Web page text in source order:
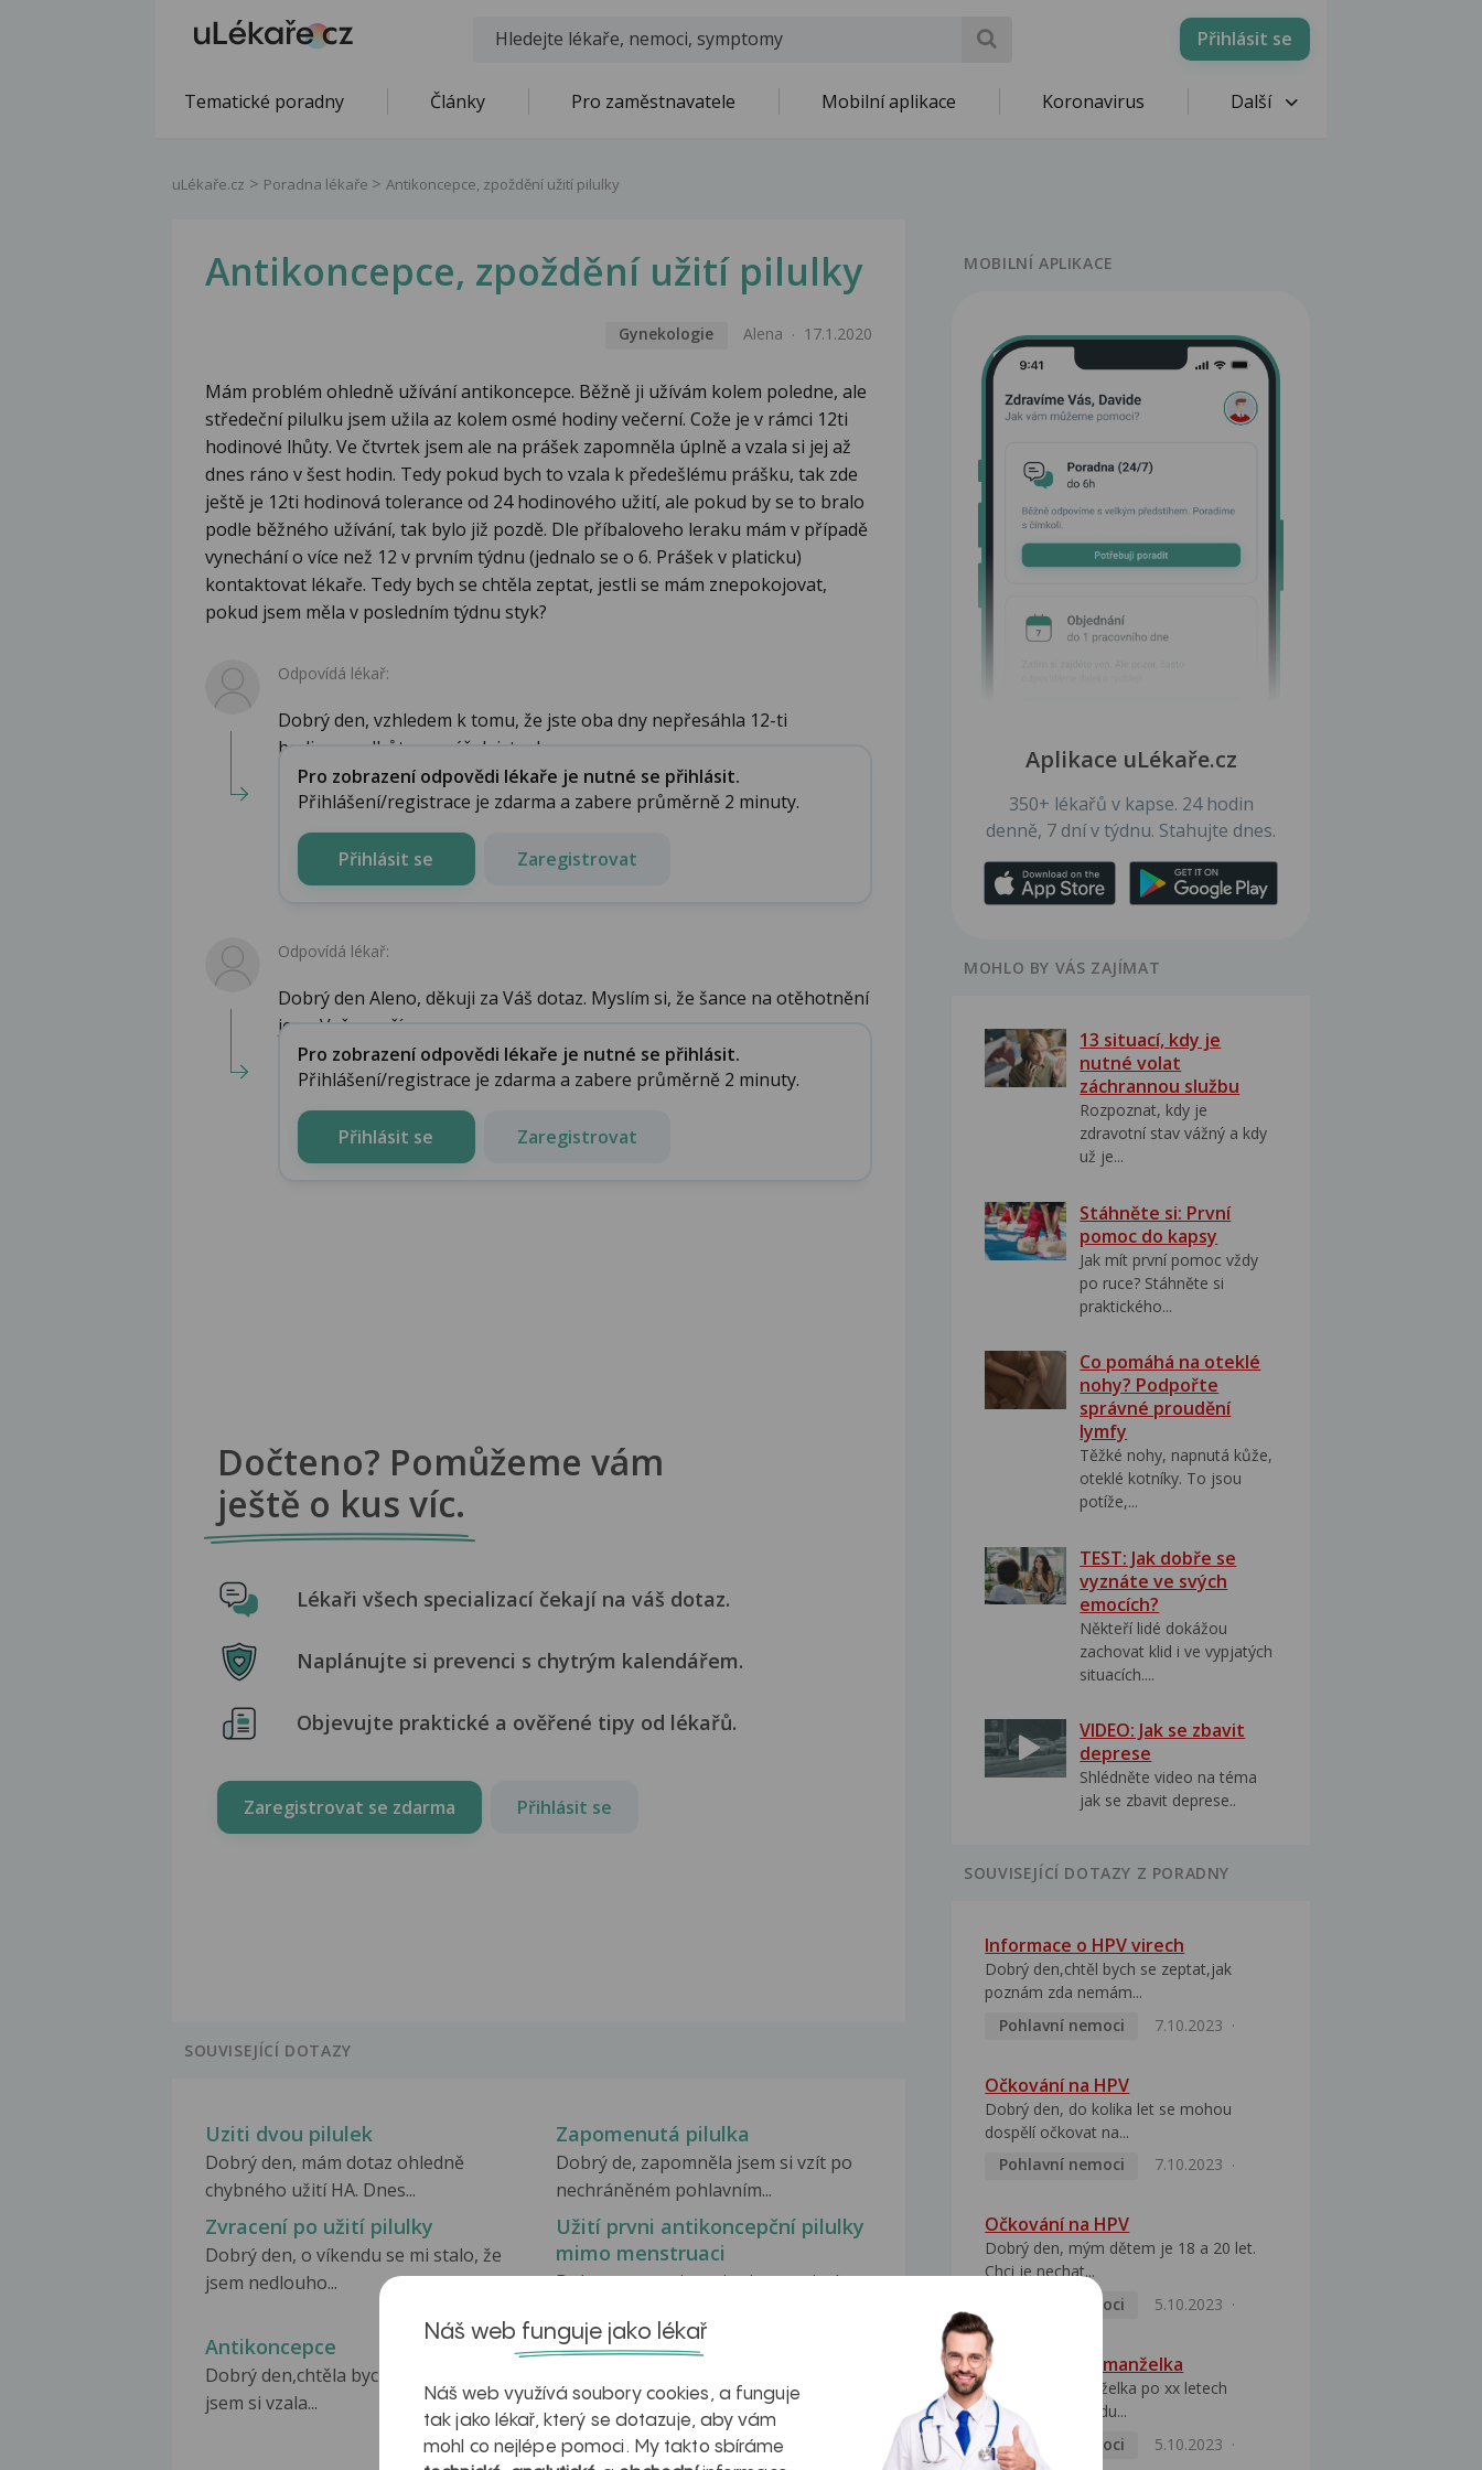
Přihlásit se
Tematické poradny Články Pro zaměstnavatele Mobilní aplikace Koronavirus Další
uLékaře.cz Poradna lékaře Antikoncepce, zpoždění užití pilulky
Antikoncepce, zpoždění užití pilulky
Gynekologie Alena 17.1.2020
Mám problém ohledně užívání antikoncepce. Běžně ji užívám kolem poledne, ale
středeční pilulku jsem užila az kolem osmé hodiny večerní. Cože je v rámci 12ti
hodinové lhůty. Ve čtvrtek jsem ale na prášek zapomněla úplně a vzala si jej až
dnes ráno v šest hodin. Tedy pokud bych to vzala k předešlému prášku, tak zde
ještě je 12ti hodinová tolerance od 24 hodinového užití, ale pokud by se to bralo
podle běžného užívání, tak bylo již pozdě. Dle příbaloveho leraku mám v případě
vynechání o více než 12 v prvním týdnu (jednalo se o 6. Prášek v platicku)
kontaktovat lékaře. Tedy bych se chtěla zeptat, jestli se mám znepokojovat,
pokud jsem měla v posledním týdnu styk?
Odpovídá lékař:
Dobrý den, vzhledem k tomu, že jste oba dny nepřesáhla 12-ti
hodinovou lhůtu a prášek jste do...
Pro zobrazení odpovědi lékaře je nutné se přihlásit.
Přihlášení/registrace je zdarma a zabere průměrně 2 minuty.
Přihlásit se Zaregistrovat
Odpovídá lékař:
Dobrý den Aleno, děkuji za Váš dotaz. Myslím si, že šance na otěhotnění
je ve Vašem pří...
Pro zobrazení odpovědi lékaře je nutné se přihlásit.
Přihlášení/registrace je zdarma a zabere průměrně 2 minuty.
Přihlásit se Zaregistrovat
Dočteno? Pomůžeme vám
ještě o kus víc.
Lékaři všech specializací čekají na váš dotaz.
Naplánujte si prevenci s chytrým kalendářem.
Objevujte praktické a ověřené tipy od lékařů.
Zaregistrovat se zdarma Přihlásit se
SOUVISEJÍCÍ DOTAZY
Uziti dvou pilulek
Dobrý den, mám dotaz ohledně
chybného užití HA. Dnes...
Zapomenutá pilulka
Dobrý de, zapomněla jsem si vzít po
nechráněném pohlavním...
Zvracení po užití pilulky
Dobrý den, o víkendu se mi stalo, že
jsem nedlouho...
Užití prvni antikoncepční pilulky
mimo menstruaci
Dobry vecer, tri mesice jsem uzivala
Antikoncepce
Dobrý den,chtěla bych se zeptat, dnes
jsem si vzala...
Zvracení po užití pilulky
Dobrý den, beru antikoncepci
Cerazette již téměř...
MOBILNÍ APLIKACE
Aplikace uLékaře.cz
350+ lékařů v kapse. 24 hodin
denně, 7 dní v týdnu. Stahujte dnes.
MOHLO BY VÁS ZAJÍMAT
13 situací, kdy je
nutné volat
záchrannou službu
Rozpoznat, kdy je
zdravotní stav vážný a kdy
už je...
Stáhněte si: První
pomoc do kapsy
Jak mít první pomoc vždy
po ruce? Stáhněte si
praktického...
Co pomáhá na oteklé
nohy? Podpořte
správné proudění
lymfy
Těžké nohy, napnutá kůže,
oteklé kotníky. To jsou
potíže,...
TEST: Jak dobře se
vyznáte ve svých
emocích?
Někteří lidé dokážou
zachovat klid i ve vypjatých
situacích....
VIDEO: Jak se zbavit
deprese
Shlédněte video na téma
jak se zbavit deprese..
SOUVISEJÍCÍ DOTAZY Z PORADNY
Informace o HPV virech
Dobrý den,chtěl bych se zeptat,jak
poznám zda nemám...
Pohlavní nemoci
7.10.2023
Očkování na HPV
Dobrý den, do kolika let se mohou
dospělí očkovat na...
Pohlavní nemoci
7.10.2023
Očkování na HPV
Dobrý den, mým dětem je 18 a 20 let.
Chci je nechat...
Pohlavní nemoci
5.10.2023
HPV pozitivní manželka
Dobrý den, manželka po xx letech
přivezla z Východu...
Pohlavní nemoci
5.10.2023
Náš web funguje jako lékař
Náš web využívá soubory cookies, a funguje
tak jako lékař, který se dotazuje, aby vám
mohl co nejlépe pomoci. My takto sbíráme